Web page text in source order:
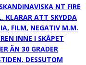
NT FIRE
KLARAR ATT SKYDDA
FILM, NEGATIV M.M.
INNE I SKÅPET
ÄN 30 GRADER
DESSUTOM